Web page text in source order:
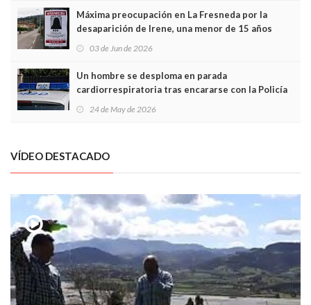
Máxima preocupación en La Fresneda por la
desaparición de Irene, una menor de 15 años
03 de Jun de 2026
Un hombre se desploma en parada
cardiorrespiratoria tras encararse con la Policía
Local en Luanco
24 de May de 2026
VÍDEO DESTACADO